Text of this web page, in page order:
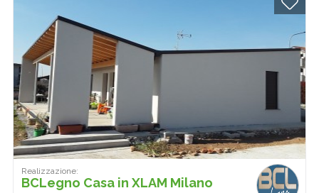
Realizzazione:
BCLegno Casa in XLAM Milano